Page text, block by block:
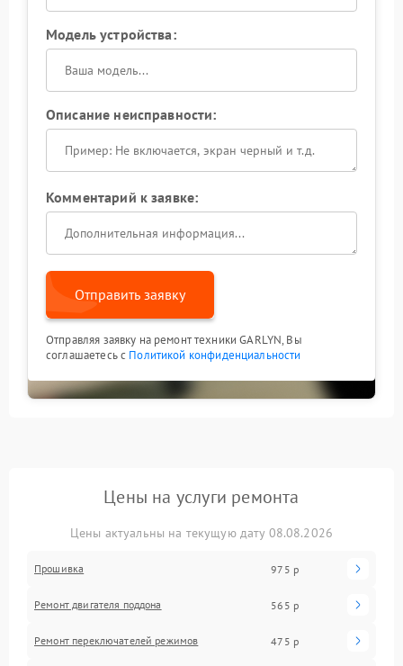
Модель устройства:
Описание неисправности:
Комментарий к заявке:
Отправить заявку
Отправляя заявку на ремонт техники GARLYN, Вы
соглашаетесь с Политикой конфиденциальности
Цены на услуги ремонта
Цены актуальны на текущую дату 08.08.2026
Прошивка 975 р
Ремонт двигателя поддона 565 р
Ремонт переключателей режимов 475 р